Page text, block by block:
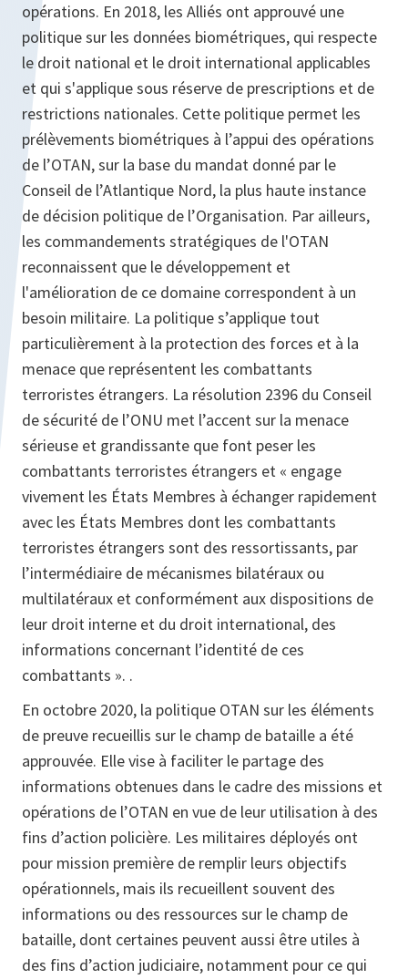
opérations. En 2018, les Alliés ont approuvé une
politique sur les données biométriques, qui respecte
le droit national et le droit international applicables
et qui s'applique sous réserve de prescriptions et de
restrictions nationales. Cette politique permet les
prélèvements biométriques à l’appui des opérations
de l’OTAN, sur la base du mandat donné par le
Conseil de l’Atlantique Nord, la plus haute instance
de décision politique de l’Organisation. Par ailleurs,
les commandements stratégiques de l'OTAN
reconnaissent que le développement et
l'amélioration de ce domaine correspondent à un
besoin militaire. La politique s’applique tout
particulièrement à la protection des forces et à la
menace que représentent les combattants
terroristes étrangers. La résolution 2396 du Conseil
de sécurité de l’ONU met l’accent sur la menace
sérieuse et grandissante que font peser les
combattants terroristes étrangers et « engage
vivement les États Membres à échanger rapidement
avec les États Membres dont les combattants
terroristes étrangers sont des ressortissants, par
l’intermédiaire de mécanismes bilatéraux ou
multilatéraux et conformément aux dispositions de
leur droit interne et du droit international, des
informations concernant l’identité de ces
combattants ». .
En octobre 2020, la politique OTAN sur les éléments
de preuve recueillis sur le champ de bataille a été
approuvée. Elle vise à faciliter le partage des
informations obtenues dans le cadre des missions et
opérations de l’OTAN en vue de leur utilisation à des
fins d’action policière. Les militaires déployés ont
pour mission première de remplir leurs objectifs
opérationnels, mais ils recueillent souvent des
informations ou des ressources sur le champ de
bataille, dont certaines peuvent aussi être utiles à
des fins d’action judiciaire, notamment pour ce qui